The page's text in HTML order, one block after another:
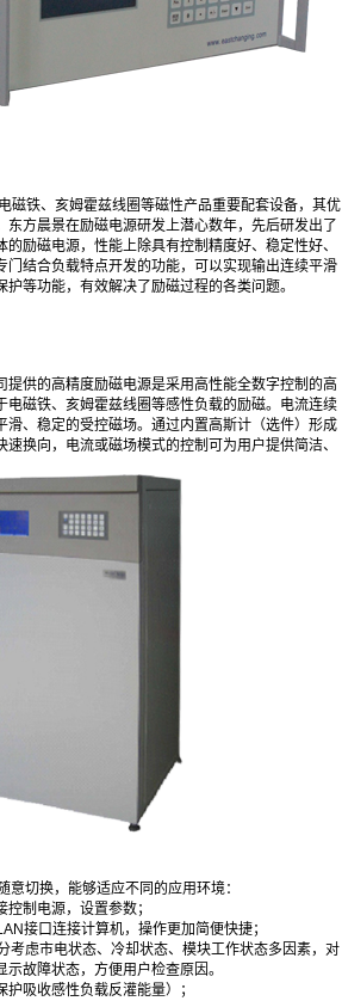
磁铁、亥姆霍兹线圈等磁性产品重要配套设备，其优
东方晨景在励磁电源研发上潜心数年，先后研发出了
励磁电源，性能上除具有控制精度好、稳定性好、
门结合负载特点开发的功能，可以实现输出连续平滑
等功能，有效解决了励磁过程的各类问题。
提供的高精度励磁电源是采用高性能全数字控制的高
电磁铁、亥姆霍兹线圈等感性负载的励磁。电流连续
滑、稳定的受控磁场。通过内置高斯计（选件）形成
换向，电流或磁场模式的控制可为用户提供简洁、
意切换，能够适应不同的应用环境：
制电源，设置参数；
接口连接计算机，操作更加简便快捷；
考虑市电状态、冷却状态、模块工作状态多因素，对
故障状态，方便用户检查原因。
吸收感性负载反灌能量）；